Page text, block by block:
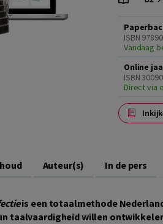
ISBN
Vandaag
Online
ISBN
Direct via
Auteur(s) In de pers
is een totaalmethode
taalvaardigheid willen ontwikkelen